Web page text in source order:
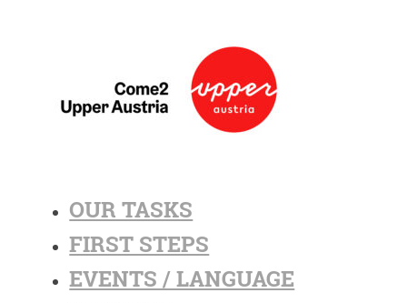
OUR TASKS
FIRST STEPS
EVENTS / LANGUAGE